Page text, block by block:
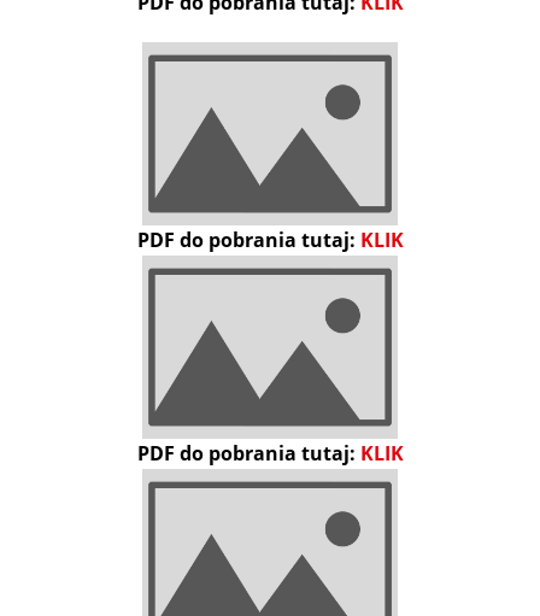
PDF do pobrania tutaj: KLIK
PDF do pobrania tutaj: KLIK